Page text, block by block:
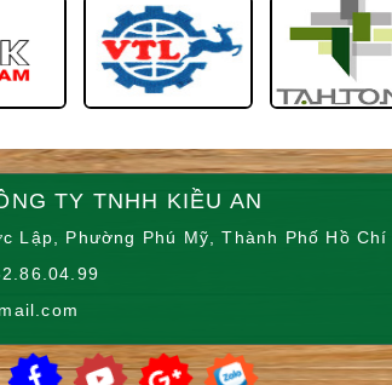
TY TNHH KIỀU AN
Lập, Phường Phú Mỹ, Thành Phố Hồ Chí